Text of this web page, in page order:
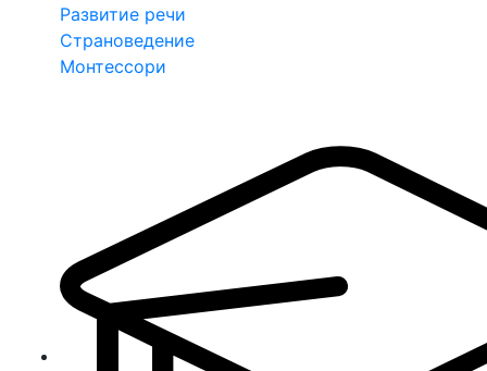
Развитие речи
Страноведение
Монтессори